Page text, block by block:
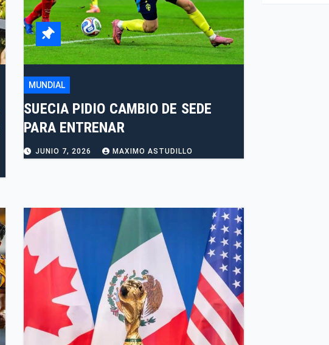
MUNDIAL
SUECIA PIDIO CAMBIO DE SEDE
PARA ENTRENAR
JUNIO 7, 2026 MAXIMO ASTUDILLO